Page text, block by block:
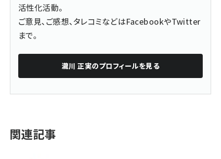
活性化活動。
ご意見、ご感想、タレコミなどはFacebookやTwitter
まで。
瀧川 正実のプロフィールを見る
関連記事